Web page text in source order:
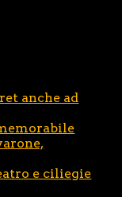
anche ad
e ciliegie